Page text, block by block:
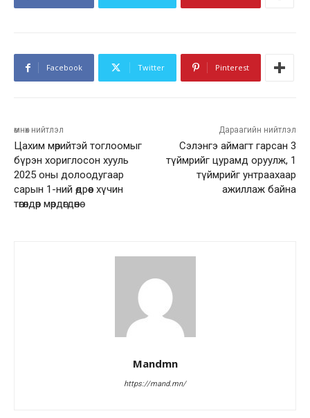
Facebook Twitter Pinterest
өмнөх нийтлэл
Цахим мөрийтэй тоглоомыг
бүрэн хориглосон хууль
2025 оны долоодугаар
сарын 1-ний өдрөөс хүчин
төгөлдөр мөрдөгдөнө
Дараагийн нийтлэл
Сэлэнгэ аймагт гарсан 3
түймрийг цурамд оруулж, 1
түймрийг унтраахаар
ажиллаж байна
Mandmn
https://mand.mn/